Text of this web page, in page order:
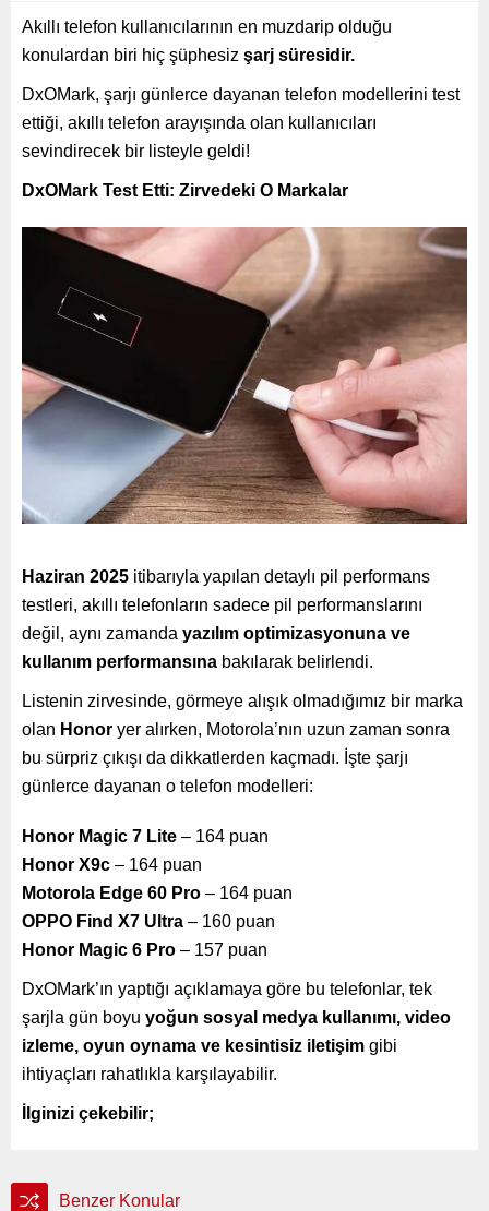
Akıllı telefon kullanıcılarının en muzdarip olduğu
konulardan biri hiç şüphesiz şarj süresidir.
DxOMark, şarjı günlerce dayanan telefon modellerini test
ettiği, akıllı telefon arayışında olan kullanıcıları
sevindirecek bir listeyle geldi!
DxOMark Test Etti: Zirvedeki O Markalar
Haziran 2025 itibarıyla yapılan detaylı pil performans
testleri, akıllı telefonların sadece pil performanslarını
değil, aynı zamanda yazılım optimizasyonuna ve
kullanım performansına bakılarak belirlendi.
Listenin zirvesinde, görmeye alışık olmadığımız bir marka
olan Honor yer alırken, Motorola’nın uzun zaman sonra
bu sürpriz çıkışı da dikkatlerden kaçmadı. İşte şarjı
günlerce dayanan o telefon modelleri:
Honor Magic 7 Lite – 164 puan
Honor X9c – 164 puan
Motorola Edge 60 Pro – 164 puan
OPPO Find X7 Ultra – 160 puan
Honor Magic 6 Pro – 157 puan
DxOMark’ın yaptığı açıklamaya göre bu telefonlar, tek
şarjla gün boyu yoğun sosyal medya kullanımı, video
izleme, oyun oynama ve kesintisiz iletişim gibi
ihtiyaçları rahatlıkla karşılayabilir.
İlginizi çekebilir;
Benzer Konular